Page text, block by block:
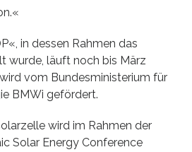
in dessen Rahmen das
wurde, läuft noch bis März
vom Bundesministerium für
BMWi gefördert.
wird im Rahmen der
Solar Energy Conference